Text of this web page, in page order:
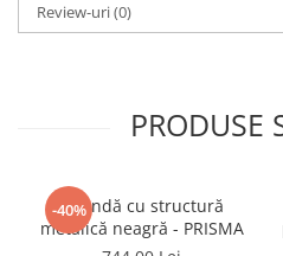
Review-uri(0)
PRODUSE
-40%
Oglindă cu structură
metalică neagră - PRISMA